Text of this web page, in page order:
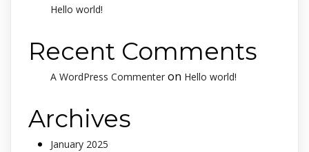
Hello world!
Recent Comments
A WordPress Commenter on Hello world!
Archives
January 2025